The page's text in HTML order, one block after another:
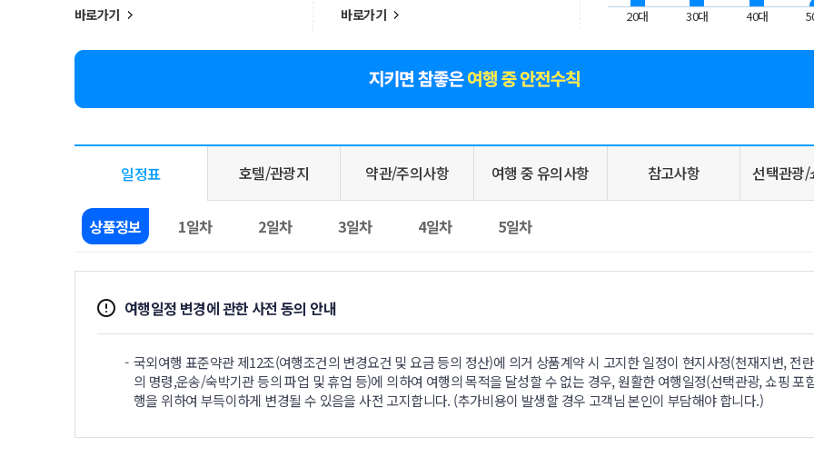
바로가기 바로가기
20대
30대 40대
일정표 호텔/관광지 약관/주의사항 여행 중 유의사항 참고사항 선택관광/
상품정보 1일차 2일차 3일차 4일차 5일차
여행일정 변경에 관한 사전 동의 안내
국외여행 표준약관 제12조(여행조건의 변경요건 및 요금 등의 정산)에 의거 상품계약 시 고지한 일정이 현지사정(천재지변, 전
의 명령,운송/숙박기관 등의 파업 및 휴업 등)에 의하여 여행의 목적을 달성할 수 없는 경우, 원활한 여행일정(선택관광, 쇼핑 포
행을 위하여 부득이하게 변경될 수 있음을 사전 고지합니다. (추가비용이 발생할 경우 고객님 본인이 부담해야 합니다.)